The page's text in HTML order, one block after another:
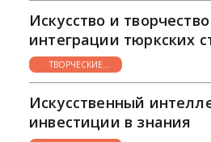
Искусство и
интеграции тюркских
ТВОРЧЕСКИЕ
ГОРИЗОНТЫ
Искусственный
инвестиции в знания